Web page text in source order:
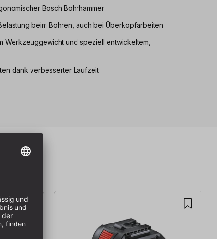
Bosch Bohrhammer
beim Bohren, auch bei Überkopfarbeiten
Werkzeuggewicht und speziell entwickeltem,
dank verbesserter Laufzeit